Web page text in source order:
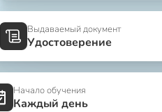
Выдаваемый документ
Удостоверение
Начало обучения
Каждый день